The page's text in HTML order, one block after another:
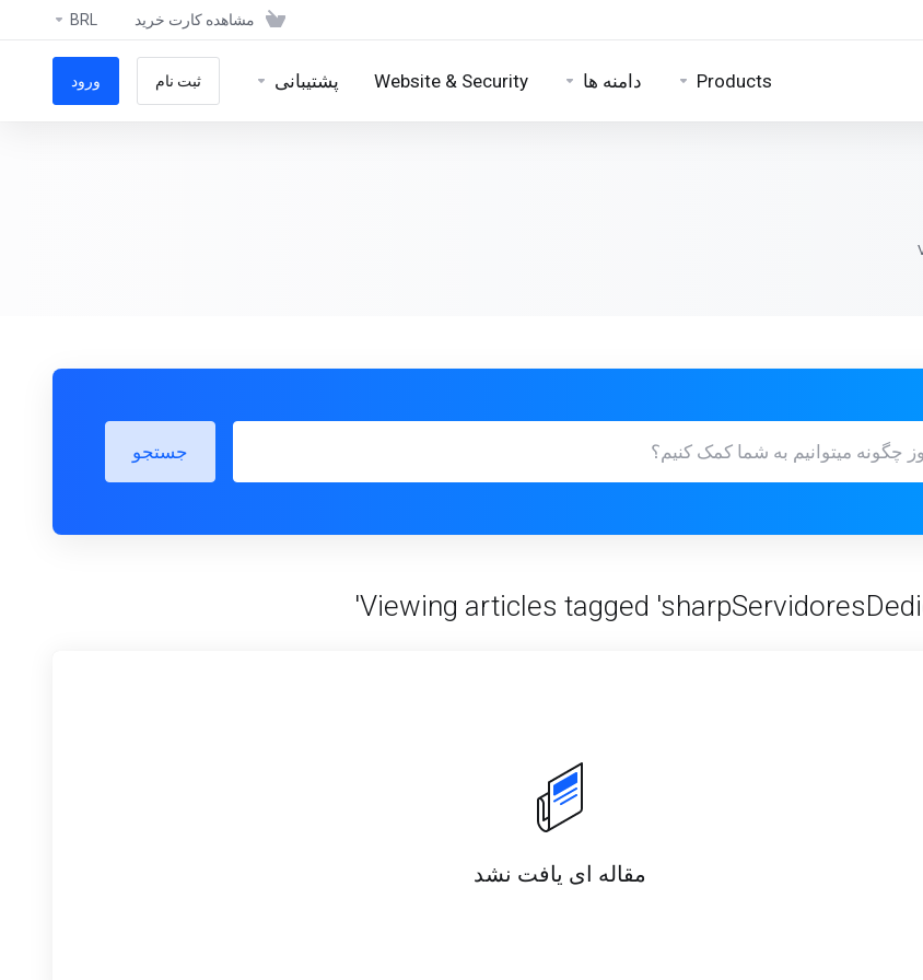
مشاهده کارت خرید BRL
Products دامنه ها Website & Security پشتیبانی ثبت نام ورود
جستجو
Viewing articles tagged
مقاله ای یافت نشد